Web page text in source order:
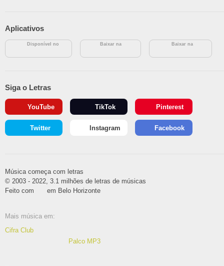
Aplicativos
Disponível no Baixar na Baixar na
Siga o Letras
YouTube TikTok Pinterest
Twitter Instagram Facebook
Música começa com letras
© 2003 - 2022, 3.1 milhões de letras de músicas
Feito com
em Belo Horizonte
Mais música em:
Cifra Club
Palco MP3